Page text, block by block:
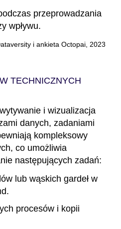
przeprowadzania
wpływu.
i ankieta Octopai, 2023
TECHNICZNYCH
i wizualizacja
danych, zadaniami
kompleksowy
co umożliwia
następujących zadań:
lub wąskich gardeł w
procesów i kopii